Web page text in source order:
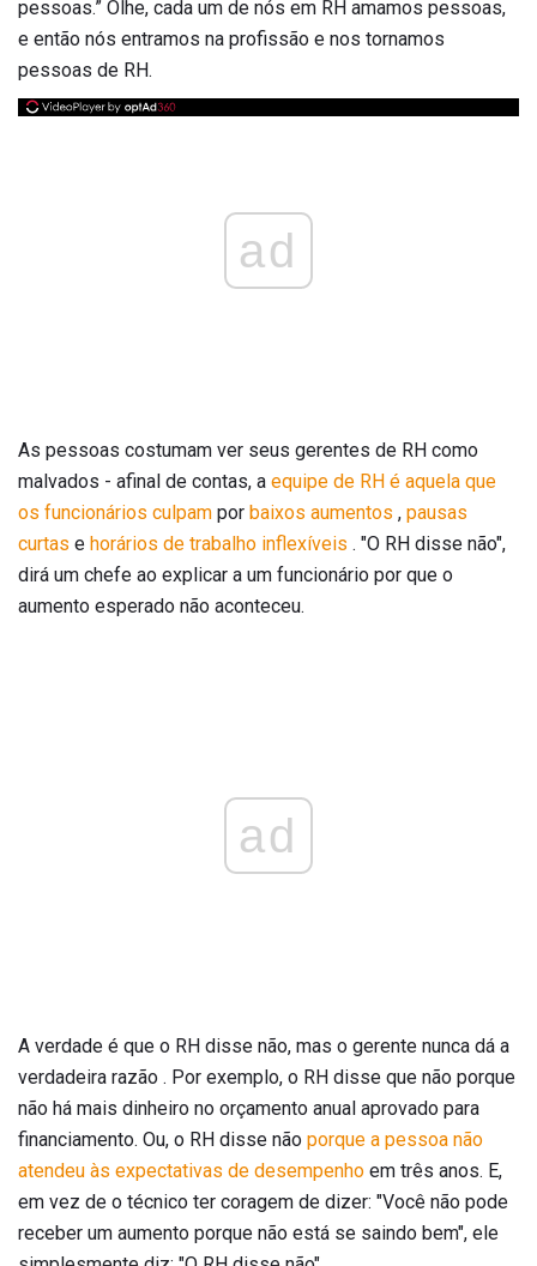
pessoas.” Olhe, cada um de nós em RH amamos pessoas,
e então nós entramos na profissão e nos tornamos
pessoas de RH.
ad
As pessoas costumam ver seus gerentes de RH como
malvados - afinal de contas, a equipe de RH é aquela que
os funcionários culpam por baixos aumentos , pausas
curtas e horários de trabalho inflexíveis . "O RH disse não",
dirá um chefe ao explicar a um funcionário por que o
aumento esperado não aconteceu.
ad
A verdade é que o RH disse não, mas o gerente nunca dá a
verdadeira razão . Por exemplo, o RH disse que não porque
não há mais dinheiro no orçamento anual aprovado para
financiamento. Ou, o RH disse não porque a pessoa não
atendeu às expectativas de desempenho em três anos. E,
em vez de o técnico ter coragem de dizer: "Você não pode
receber um aumento porque não está se saindo bem", ele